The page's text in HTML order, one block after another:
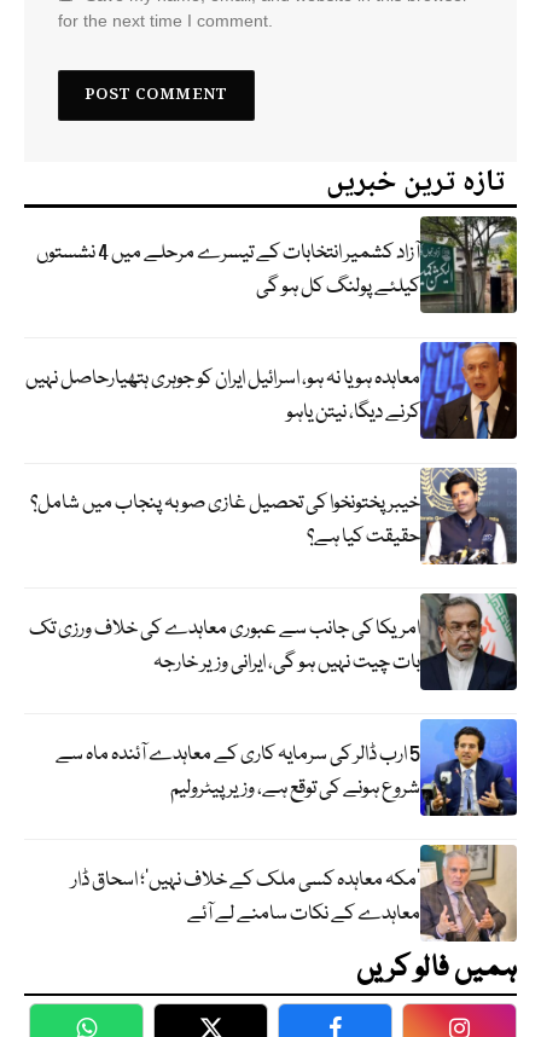
for the next time I comment.
تازہ ترین خبریں
آزاد کشمیر انتخابات کے تیسرے مرحلے میں 4 نشستوں
کیلئے پولنگ کل ہو گی
معاہدہ ہو یا نہ ہو، اسرائیل ایران کو جوہری ہتھیارحاصل نہیں
کرنے دیگا، نیتن یاہو
خیبر پختونخوا کی تحصیل غازی صوبہ پنجاب میں شامل؟
حقیقت کیا ہے؟
امریکا کی جانب سے عبوری معاہدے کی خلاف ورزی تک
بات چیت نہیں ہو گی، ایرانی وزیر خارجہ
5 ارب ڈالر کی سرمایہ کاری کے معاہدے آئندہ ماہ سے
شروع ہونے کی توقع ہے، وزیر پیٹرولیم
‘مکہ معاہدہ کسی ملک کے خلاف نہیں’؛ اسحاق ڈار
معاہدے کے نکات سامنے لے آئے
ہمیں فالو کریں